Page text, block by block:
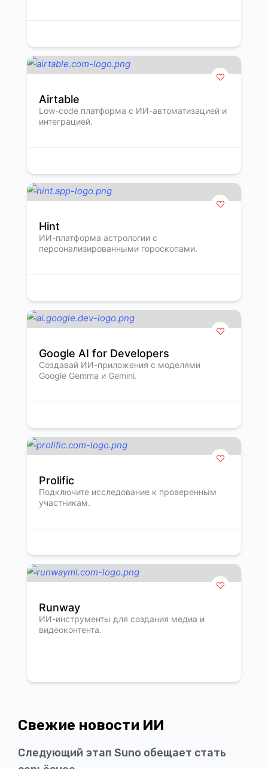
Airtable
Low-code платформа с ИИ-автоматизацией и
интеграцией.
Hint
ИИ-платформа астрологии с
персонализированными гороскопами.
Google AI for Developers
Создавай ИИ-приложения с моделями
Google Gemma и Gemini.
Prolific
Подключите исследование к проверенным
участникам.
Runway
ИИ-инструменты для создания медиа и
видеоконтента.
Свежие новости ИИ
Следующий этап Suno обещает стать